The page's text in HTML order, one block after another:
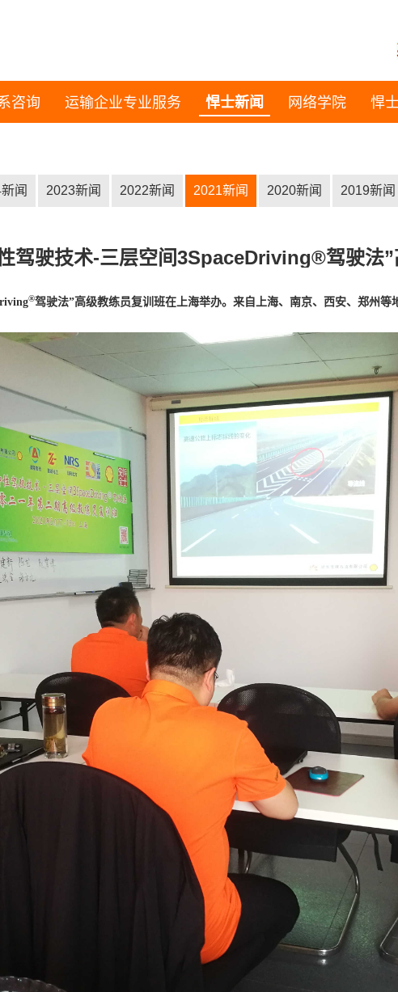
咨询 运输企业专业服务 悍士新闻 网络学院 悍
闻 2023新闻 2022新闻 2021新闻 2020新闻 2019新闻
驾驶技术-三层空间3SpaceDriving®驾驶法
®驾驶法”高级教练员复训班在上海举办。来自上海、南京、西安、郑州